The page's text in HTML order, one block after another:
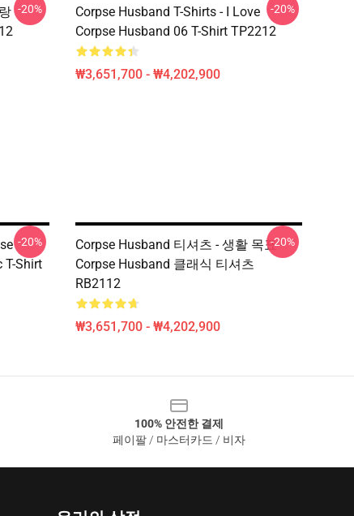
-20%
Corpse Husband T-Shirts - I Love
Corpse Husband 06 T-Shirt TP2212
₩3,651,700 - ₩4,202,900
-20%
T-Shirt
-20%
Corpse Husband 티셔츠 - 생활 목표 -
Corpse Husband 클래식 티셔츠
RB2112
₩3,651,700 - ₩4,202,900
-20%
100% 안전한 결제
페이팔 / 마스터카드 / 비자